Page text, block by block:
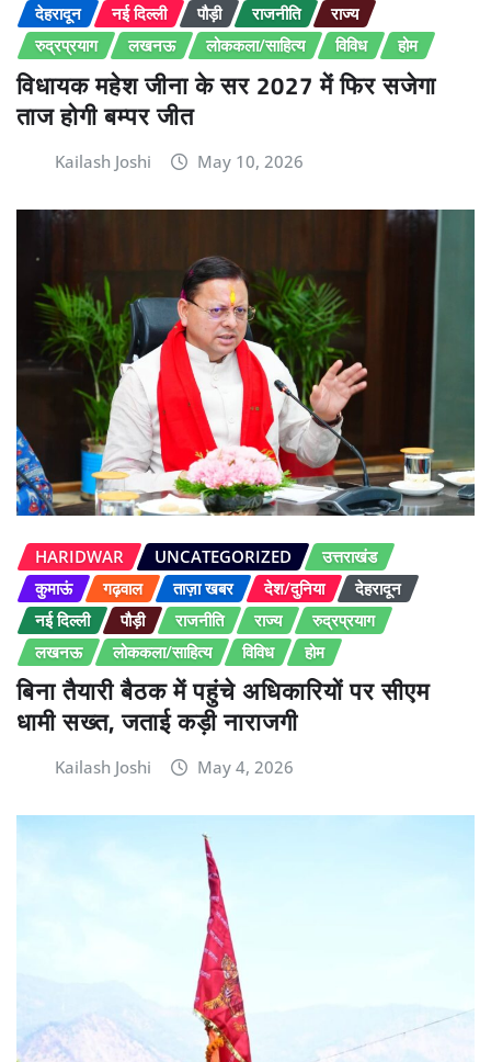
देहरादून नई दिल्ली पौड़ी राजनीति
राज्य
रुद्रप्रयाग
लखनऊ लोककला/साहित्य विविध होम
विधायक महेश जीना के सर 2027 में फिर सजेगा
ताज होगी बम्पर जीत
Kailash Joshi May 10, 2026
HARIDWAR UNCATEGORIZED
उत्तराखंड
कुमाऊं
गढ़वाल ताज़ा खबर देश/दुनिया
देहरादून
नई दिल्ली
पौड़ी राजनीति राज्य
रुद्रप्रयाग
लखनऊ
लोककला/साहित्य विविध होम
बिना तैयारी बैठक में पहुंचे अधिकारियों पर सीएम
धामी सख्त, जताई कड़ी नाराजगी
Kailash Joshi May 4, 2026